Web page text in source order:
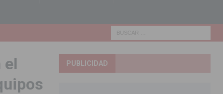
el
PUBLICIDAD